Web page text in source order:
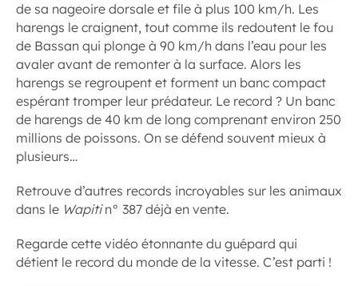
de sa nageoire dorsale et file à plus 100 km/h. Les
harengs le craignent, tout comme ils redoutent le fou
de Bassan qui plonge à 90 km/h dans l’eau pour les
avaler avant de remonter à la surface. Alors les
harengs se regroupent et forment un banc compact
espérant tromper leur prédateur. Le record ? Un banc
de harengs de 40 km de long comprenant environ 250
millions de poissons. On se défend souvent mieux à
plusieurs…
Retrouve d’autres records incroyables sur les animaux
dans le Wapitin° 387 déjà en vente.
Regarde cette vidéo étonnante du guépard qui
détient le record du monde de la vitesse. C’est parti !